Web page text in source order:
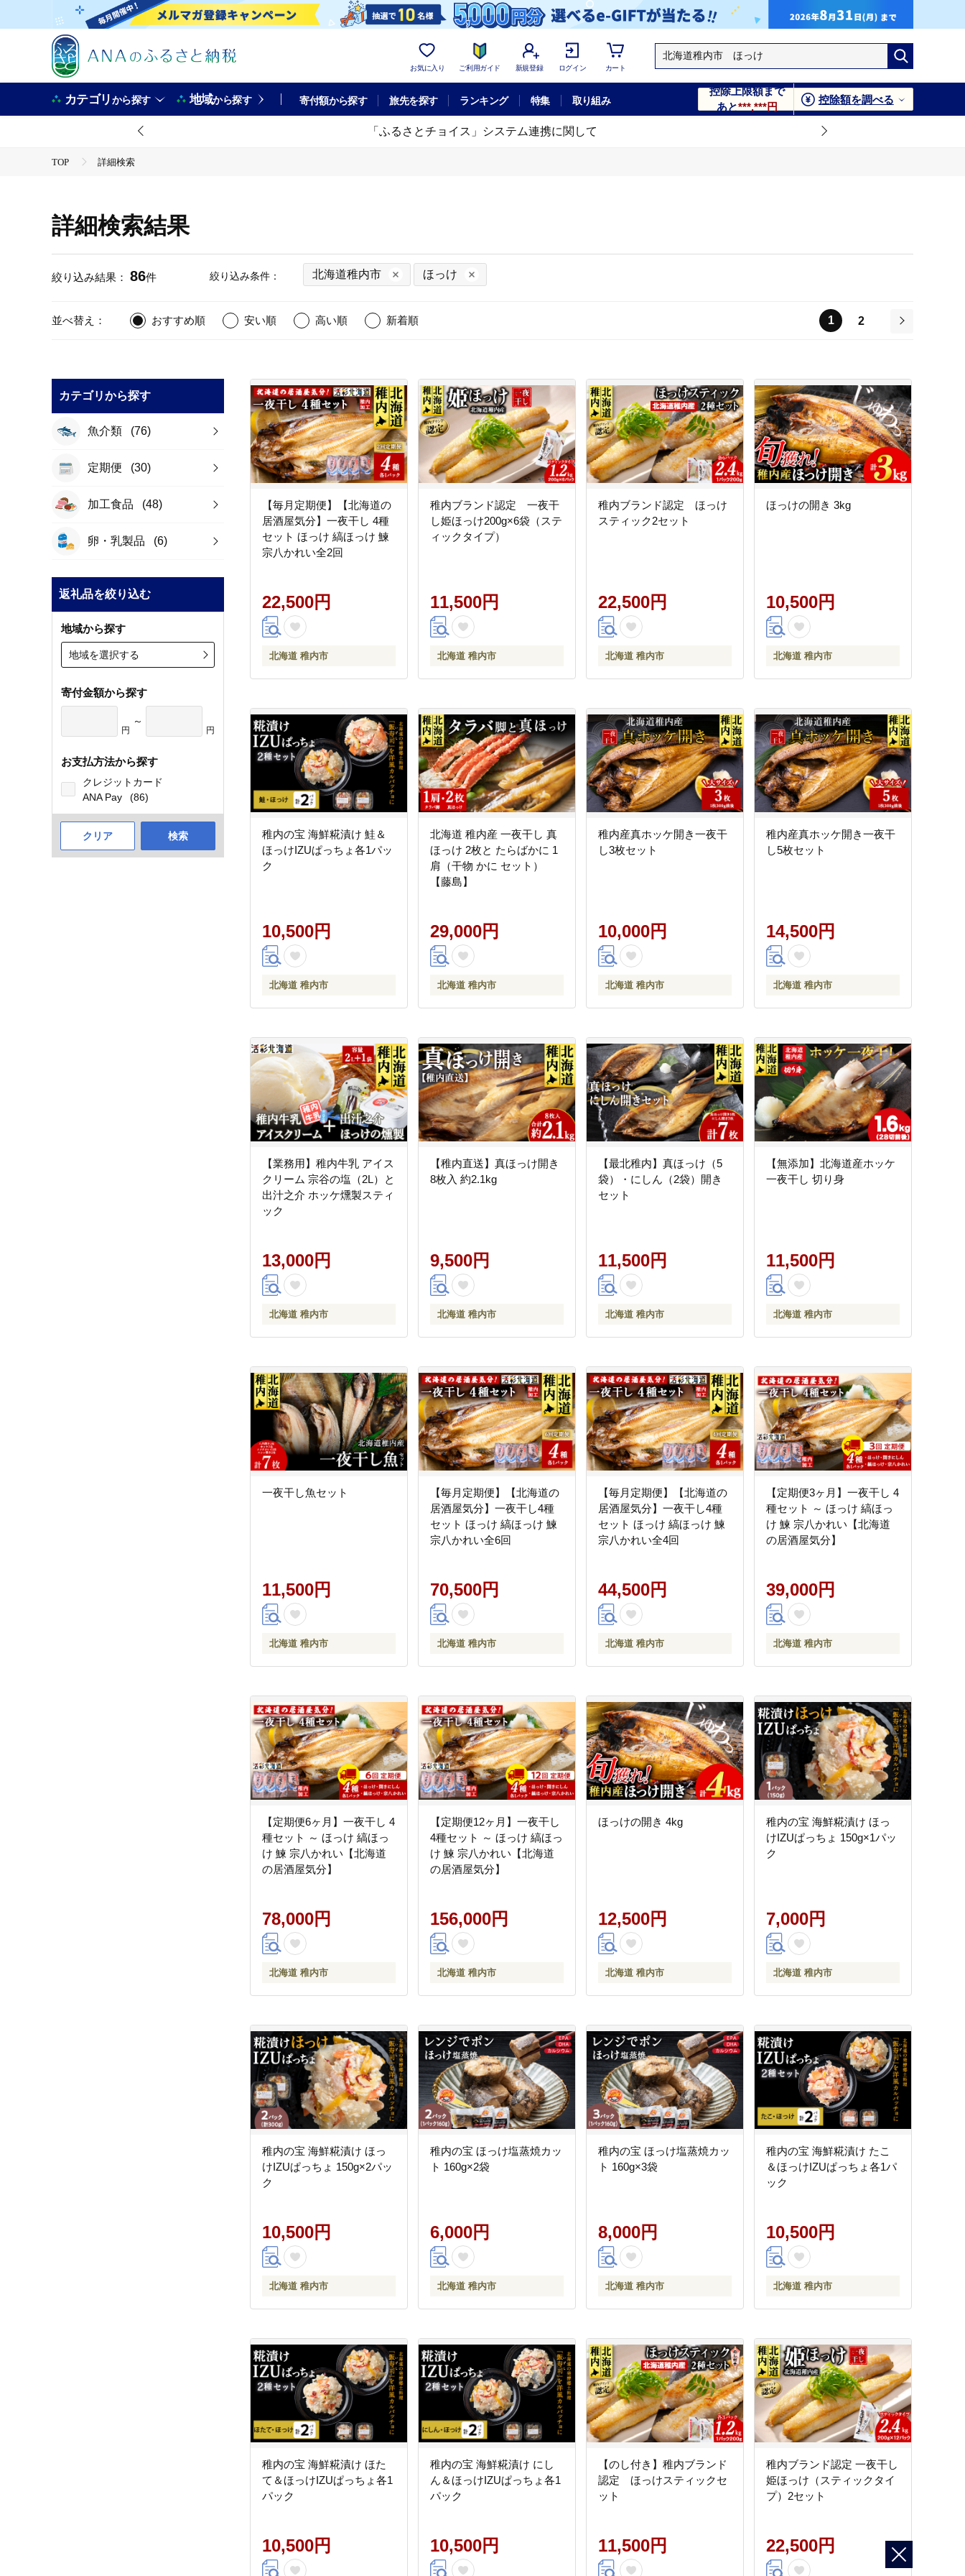
お気に入り ご利用ガイド 新規登録 ログイン カート
カテゴリから探す 地域から探す 寄付額から探す 旅先を探す ランキング 特集 取り組み
控除上限額まで
あと***,***円
控除額を調べる
「ふるさとチョイス」システム連携に関して
TOP 詳細検索
詳細検索結果
絞り込み結果： 86件 絞り込み条件： 北海道稚内市 ほっけ
並べ替え： おすすめ順 安い順 高い順 新着順 1
2
カテゴリから探す
魚介類 (76)
定期便 (30)
加工食品 (48)
卵・乳製品 (6)
返礼品を絞り込む
地域から探す
地域を選択する
寄付金額から探す
円
～
円
お支払方法から探す
クレジットカード
ANA Pay
(86)
クリア 検索
【毎月定期便】【北海道の
居酒屋気分】一夜干し 4種
セット ほっけ 縞ほっけ 鰊
宗八かれい全2回
22,500円
北海道 稚内市
稚内ブランド認定 一夜干
し姫ほっけ200g×6袋（ステ
ィックタイプ）
11,500円
北海道 稚内市
稚内ブランド認定 ほっけ
スティック2セット
22,500円
北海道 稚内市
ほっけの開き 3kg
10,500円
北海道 稚内市
稚内の宝 海鮮糀漬け 鮭＆
ほっけIZUぱっちょ各1パッ
ク
10,500円
北海道 稚内市
北海道 稚内産 一夜干し 真
ほっけ 2枚と たらばかに 1
肩（干物 かに セット）
【藤島】
29,000円
北海道 稚内市
稚内産真ホッケ開き一夜干
し3枚セット
10,000円
北海道 稚内市
稚内産真ホッケ開き一夜干
し5枚セット
14,500円
北海道 稚内市
【業務用】稚内牛乳 アイス
クリーム 宗谷の塩（2L）と
出汁之介 ホッケ燻製スティ
ック
13,000円
北海道 稚内市
【稚内直送】真ほっけ開き
8枚入 約2.1kg
9,500円
北海道 稚内市
【最北稚内】真ほっけ（5
袋）・にしん（2袋）開き
セット
11,500円
北海道 稚内市
【無添加】北海道産ホッケ
一夜干し 切り身
11,500円
北海道 稚内市
一夜干し魚セット
11,500円
北海道 稚内市
【毎月定期便】【北海道の
居酒屋気分】一夜干し4種
セット ほっけ 縞ほっけ 鰊
宗八かれい全6回
70,500円
北海道 稚内市
【毎月定期便】【北海道の
居酒屋気分】一夜干し4種
セット ほっけ 縞ほっけ 鰊
宗八かれい全4回
44,500円
北海道 稚内市
【定期便3ヶ月】一夜干し 4
種セット ～ ほっけ 縞ほっ
け 鰊 宗八かれい【北海道
の居酒屋気分】
39,000円
北海道 稚内市
【定期便6ヶ月】一夜干し 4
種セット ～ ほっけ 縞ほっ
け 鰊 宗八かれい【北海道
の居酒屋気分】
78,000円
北海道 稚内市
【定期便12ヶ月】一夜干し
4種セット ～ ほっけ 縞ほっ
け 鰊 宗八かれい【北海道
の居酒屋気分】
156,000円
北海道 稚内市
ほっけの開き 4kg
12,500円
北海道 稚内市
稚内の宝 海鮮糀漬け ほっ
けIZUぱっちょ 150g×1パッ
ク
7,000円
北海道 稚内市
稚内の宝 海鮮糀漬け ほっ
けIZUぱっちょ 150g×2パッ
ク
10,500円
北海道 稚内市
稚内の宝 ほっけ塩蒸焼カッ
ト 160g×2袋
6,000円
北海道 稚内市
稚内の宝 ほっけ塩蒸焼カッ
ト 160g×3袋
8,000円
北海道 稚内市
稚内の宝 海鮮糀漬け たこ
＆ほっけIZUぱっちょ各1パ
ック
10,500円
北海道 稚内市
稚内の宝 海鮮糀漬け ほた
て＆ほっけIZUぱっちょ各1
パック
10,500円
稚内の宝 海鮮糀漬け にし
ん＆ほっけIZUぱっちょ各1
パック
10,500円
【のし付き】稚内ブランド
認定 ほっけスティックセ
ット
11,500円
稚内ブランド認定 一夜干し
姫ほっけ（スティックタイ
プ）2セット
22,500円